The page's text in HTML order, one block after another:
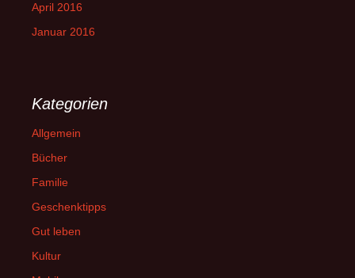
April 2016
Januar 2016
Kategorien
Allgemein
Bücher
Familie
Geschenktipps
Gut leben
Kultur